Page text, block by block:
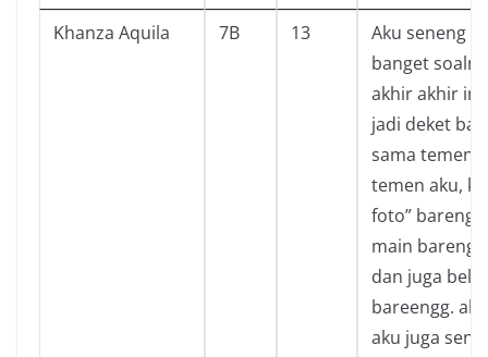
Khanza Aquila
7B 13
Aku seneng
banget
akhir akhir ini
jadi deket
sama temen
temen aku,
foto” bareng,
main bareng”,
dan juga
bareengg.
aku juga